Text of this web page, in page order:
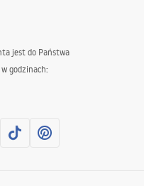
jest do Państwa
godzinach: